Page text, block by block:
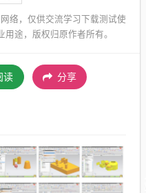
络，仅供交流学习下载测试使
途，版权归原作者所有。
读 分享